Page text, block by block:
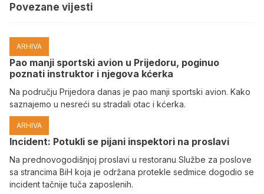
Povezane vijesti
ARHIVA
Pao manji sportski avion u Prijedoru, poginuo
poznati instruktor i njegova kćerka
Na području Prijedora danas je pao manji sportski avion. Kako
saznajemo u nesreći su stradali otac i kćerka.
ARHIVA
Incident: Potukli se pijani inspektori na proslavi
Na prednovogodišnjoj proslavi u restoranu Službe za poslove
sa strancima BiH koja je održana protekle sedmice dogodio se
incident tačnije tuča zaposlenih.